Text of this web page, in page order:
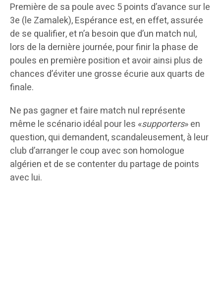
Première de sa poule avec 5 points d’avance sur le
3e (le Zamalek), Espérance est, en effet, assurée
de se qualifier, et n’a besoin que d’un match nul,
lors de la dernière journée, pour finir la phase de
poules en première position et avoir ainsi plus de
chances d’éviter une grosse écurie aux quarts de
finale.
Ne pas gagner et faire match nul représente
même le scénario idéal pour les «supporters» en
question, qui demandent, scandaleusement, à leur
club d’arranger le coup avec son homologue
algérien et de se contenter du partage de points
avec lui.